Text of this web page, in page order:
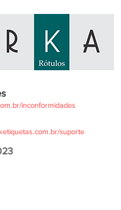
inconformidades
suporte